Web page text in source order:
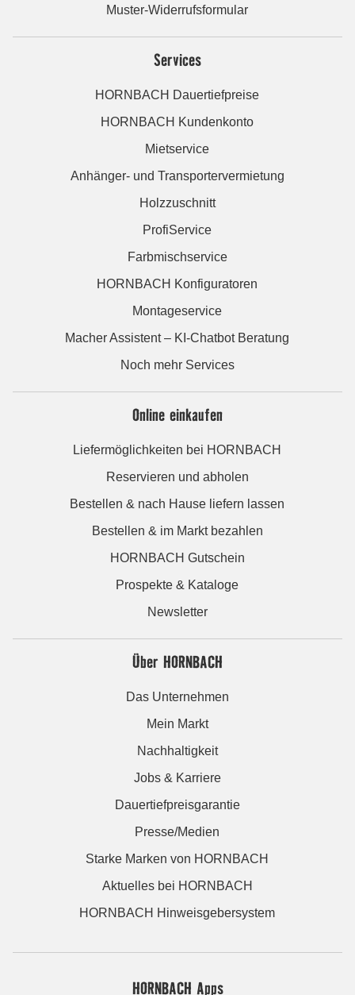
Muster-Widerrufsformular
Services
HORNBACH Dauertiefpreise
HORNBACH Kundenkonto
Mietservice
Anhänger- und Transportervermietung
Holzzuschnitt
ProfiService
Farbmischservice
HORNBACH Konfiguratoren
Montageservice
Macher Assistent – KI-Chatbot Beratung
Noch mehr Services
Online einkaufen
Liefermöglichkeiten bei HORNBACH
Reservieren und abholen
Bestellen & nach Hause liefern lassen
Bestellen & im Markt bezahlen
HORNBACH Gutschein
Prospekte & Kataloge
Newsletter
Über HORNBACH
Das Unternehmen
Mein Markt
Nachhaltigkeit
Jobs & Karriere
Dauertiefpreisgarantie
Presse/Medien
Starke Marken von HORNBACH
Aktuelles bei HORNBACH
HORNBACH Hinweisgebersystem
HORNBACH Apps